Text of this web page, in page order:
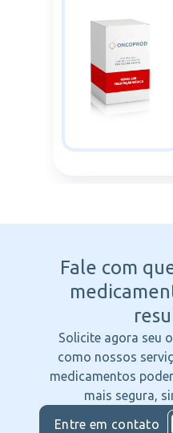
Fale com
Solicite agora seu
como nossos
medicamentos
mais segura,
Entre em contato